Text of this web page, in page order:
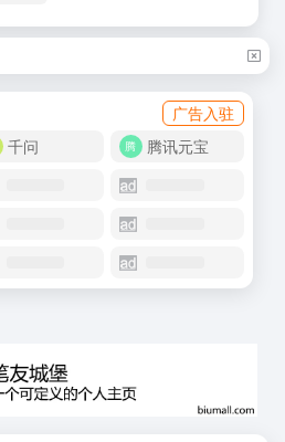
广告入驻
千问 腾讯元宝